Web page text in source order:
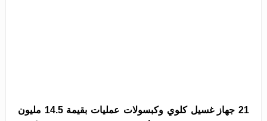
21 جهاز غسيل كلوي وكبسولات عمليات بقيمة 14.5 مليون